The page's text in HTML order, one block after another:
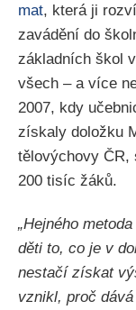
mat, která ji
zavádění do
základních škol
všech – a více
2007, kdy
získaly doložku
tělovýchovy ČR,
200 tisíc žáků.
„Hejného
děti to, co je v
nestačí získat
vznikl, proč